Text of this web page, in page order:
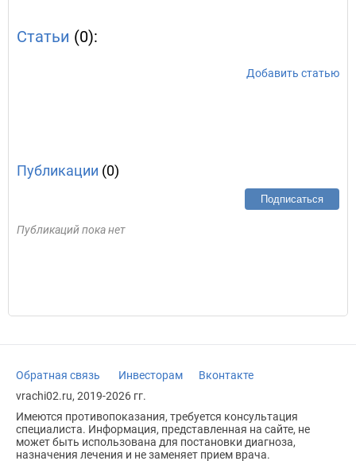
Статьи (0):
Добавить статью
Публикации (0)
Подписаться
Публикаций пока нет
Обратная связь Инвесторам
Вконтакте
vrachi02.ru, 2019-2026 гг.
Имеются противопоказания, требуется консультация
специалиста. Информация, представленная на сайте, не
может быть использована для постановки диагноза,
назначения лечения и не заменяет прием врача.